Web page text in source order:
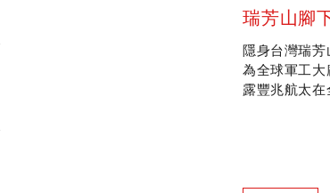
瑞芳山腳
隱身台灣瑞
為全球軍工
露豐兆航太
工產業合作